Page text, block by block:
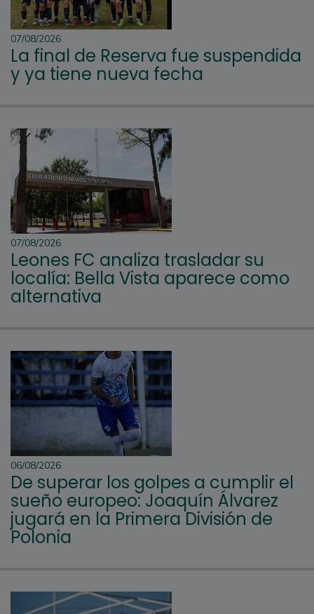
07/08/2026
La final de Reserva fue suspendida
y ya tiene nueva fecha
07/08/2026
Leones FC analiza trasladar su
localía: Bella Vista aparece como
alternativa
06/08/2026
De superar los golpes a cumplir el
sueño europeo: Joaquín Álvarez
jugará en la Primera División de
Polonia